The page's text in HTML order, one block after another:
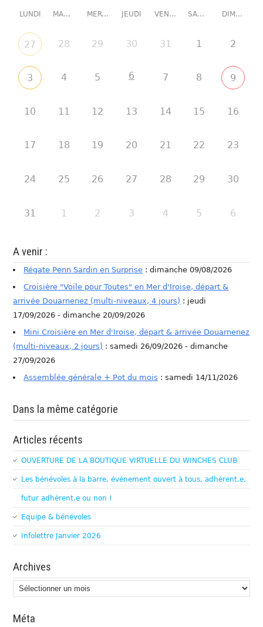
LUNDI MARDI MERCREDI JEUDI VENDREDI SAMEDI DIMANCHE
27 28 29 30 31 1 2
3 4 5 6 7 8 9
10 11 12 13 14 15 16
17 18 19 20 21 22 23
24 25 26 27 28 29 30
31 1 2 3 4 5 6
A venir :
Régate Penn Sardin en Surprise : dimanche 09/08/2026
Croisière "Voile pour Toutes" en Mer d'Iroise, départ &
arrivée Douarnenez (multi-niveaux, 4 jours) : jeudi
17/09/2026 - dimanche 20/09/2026
Mini Croisière en Mer d'Iroise, départ & arrivée Douarnenez
(multi-niveaux, 2 jours) : samedi 26/09/2026 - dimanche
27/09/2026
Assemblée générale + Pot du mois : samedi 14/11/2026
Dans la même catégorie
Articles récents
OUVERTURE DE LA BOUTIQUE VIRTUELLE DU WINCHES CLUB
Les bénévoles à la barre, évènement ouvert à tous, adhérent.e,
futur adhérent.e ou non !
Equipe & bénévoles
Infolettre Janvier 2026
Archives
Archives
Méta